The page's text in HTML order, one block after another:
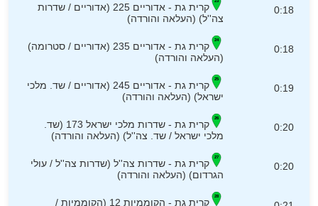
0:18
קרית גת - אדוריים 225 (אדוריים / שדרות
צה''ל) (העלאה והורדה)
0:18
קרית גת - אדוריים 235 (אדוריים / סטרומה)
(העלאה והורדה)
0:19
קרית גת - אדוריים 245 (אדוריים / שד. מלכי
ישראל) (העלאה והורדה)
0:20
קרית גת - שדרות מלכי ישראל 173 (שד.
מלכי ישראל / שד. צה''ל) (העלאה והורדה)
0:20
קרית גת - שדרות צה''ל (שדרות צה''ל / עולי
הגרדום) (העלאה והורדה)
קרית גת - הקוממיות 12 (הקוממיות /